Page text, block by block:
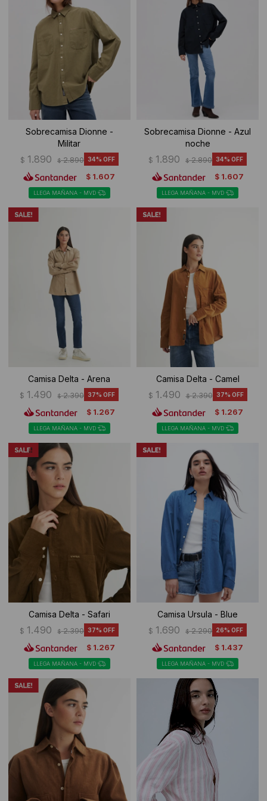
Sobrecamisa Dionne -
Militar
$ 1.890 $ 2.890 34
$ 1.607
LLEGA MAÑANA - MVD
Sobrecamisa Dionne - Azul
noche
$ 1.890 $ 2.890 34
$ 1.607
LLEGA MAÑANA - MVD
Camisa Delta - Arena
$ 1.490 $ 2.390 37
$ 1.267
LLEGA MAÑANA - MVD
Camisa Delta - Camel
$ 1.490 $ 2.390 37
$ 1.267
LLEGA MAÑANA - MVD
Camisa Delta - Safari
$ 1.490 $ 2.390 37
$ 1.267
LLEGA MAÑANA - MVD
Camisa Ursula - Blue
$ 1.690 $ 2.290 26
$ 1.437
LLEGA MAÑANA - MVD